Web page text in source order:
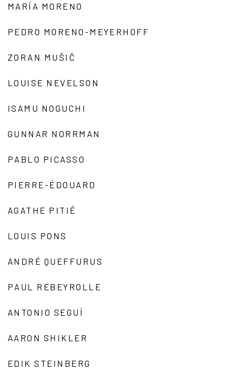
MARÍA MORENO
PEDRO MORENO-MEYERHOFF
ZORAN MUŠIČ
LOUISE NEVELSON
ISAMU NOGUCHI
GUNNAR NORRMAN
PABLO PICASSO
PIERRE-ÉDOUARD
AGATHE PITIÉ
LOUIS PONS
ANDRÉ QUEFFURUS
PAUL REBEYROLLE
ANTONIO SEGUÍ
AARON SHIKLER
EDIK STEINBERG